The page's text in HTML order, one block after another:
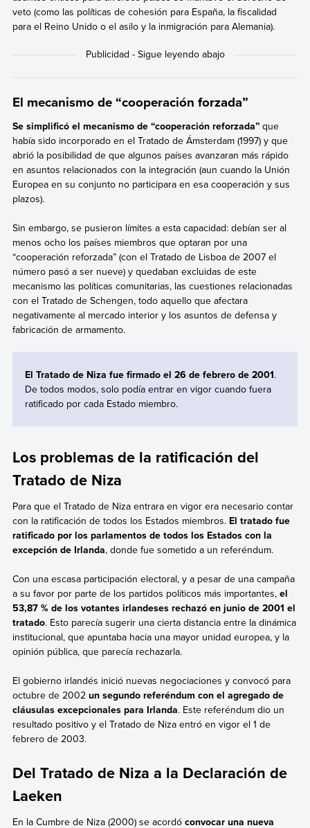
veto (como las políticas de cohesión para España, la fiscalidad
para el Reino Unido o el asilo y la inmigración para Alemania).
El mecanismo de “cooperación forzada”
Se simplificó el mecanismo de “cooperación reforzada” que
había sido incorporado en el Tratado de Ámsterdam (1997) y que
abrió la posibilidad de que algunos países avanzaran más rápido
en asuntos relacionados con la integración (aun cuando la Unión
Europea en su conjunto no participara en esa cooperación y sus
plazos).
Sin embargo, se pusieron límites a esta capacidad: debían ser al
menos ocho los países miembros que optaran por una
“cooperación reforzada” (con el Tratado de Lisboa de 2007 el
número pasó a ser nueve) y quedaban excluidas de este
mecanismo las políticas comunitarias, las cuestiones relacionadas
con el Tratado de Schengen, todo aquello que afectara
negativamente al mercado interior y los asuntos de defensa y
fabricación de armamento.
El Tratado de Niza fue firmado el 26 de febrero de 2001.
De todos modos, solo podía entrar en vigor cuando fuera
ratificado por cada Estado miembro.
Los problemas de la ratificación del
Tratado de Niza
Para que el Tratado de Niza entrara en vigor era necesario contar
con la ratificación de todos los Estados miembros. El tratado fue
ratificado por los parlamentos de todos los Estados con la
excepción de Irlanda, donde fue sometido a un referéndum.
Con una escasa participación electoral, y a pesar de una campaña
a su favor por parte de los partidos políticos más importantes, el
53,87 % de los votantes irlandeses rechazó en junio de 2001 el
tratado. Esto parecía sugerir una cierta distancia entre la dinámica
institucional, que apuntaba hacia una mayor unidad europea, y la
opinión pública, que parecía rechazarla.
El gobierno irlandés inició nuevas negociaciones y convocó para
octubre de 2002 un segundo referéndum con el agregado de
cláusulas excepcionales para Irlanda. Este referéndum dio un
resultado positivo y el Tratado de Niza entró en vigor el 1 de
febrero de 2003.
Del Tratado de Niza a la Declaración de
Laeken
En la Cumbre de Niza (2000) se acordó convocar una nueva